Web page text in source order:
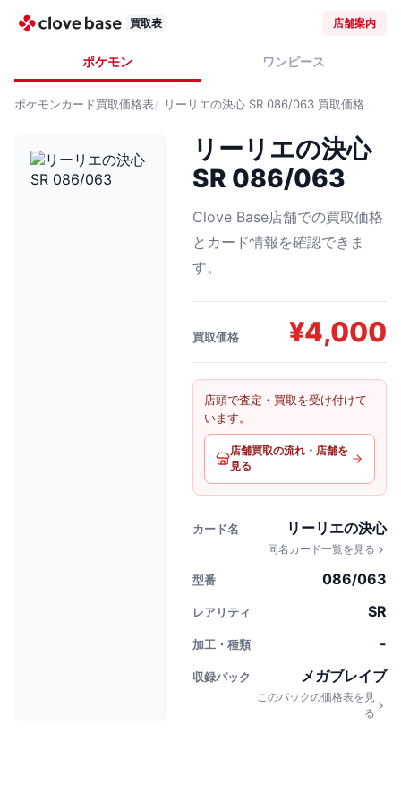
買取表 店舗案内
ポケモン ワンピース
ポケモンカード買取価格表 リーリエの決心 SR 086/063 買取価格
リーリエの決心
SR 086/063
Clove Base店舗での買取価格
とカード情報を確認できま
す。
買取価格 ¥4,000
店頭で査定・買取を受け付けて
います。
店舗買取の流れ・店舗を
見る
カード名 リーリエの決心
同名カード一覧を見る
型番 086/063
レアリティ SR
加工・種類 -
収録パック メガブレイブ
このパックの価格表を見
る